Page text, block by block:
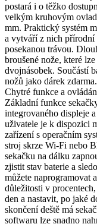
postará i o těžko
velkým kruhovým
mm. Praktický systém
a vytváří z nich přírodní
posekanou trávou.
broušené nože, které
dvojnásobek. Součástí
nožů jako dárek zdarma.
Chytré funkce a
Základní funkce
integrovaného displeje
uživatele je k dispozici
zařízení s operačním
stroj skrze Wi-Fi nebo
sekačku na dálku
zjistit stav baterie a
můžete naprogramovat
důležitosti v
den a nastavit, po jaké
skončení deště má
softwaru lze snadno